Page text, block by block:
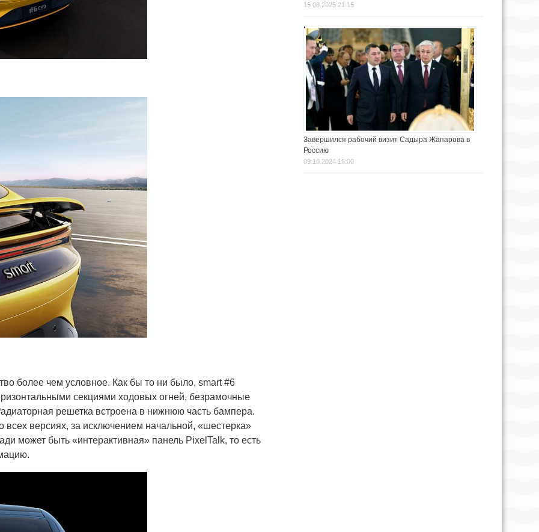
более чем условное. Как бы то ни было, smart #6
секциями ходовых огней, безрамочные
решетка встроена в нижнюю часть бампера.
версиях, за исключением начальной, «шестерка»
может быть «интерактивная» панель PixelTalk, то есть
15.08.2025 21:15
Завершился рабочий визит Садыра Жапарова в
Россию
09.10.2024 15:00